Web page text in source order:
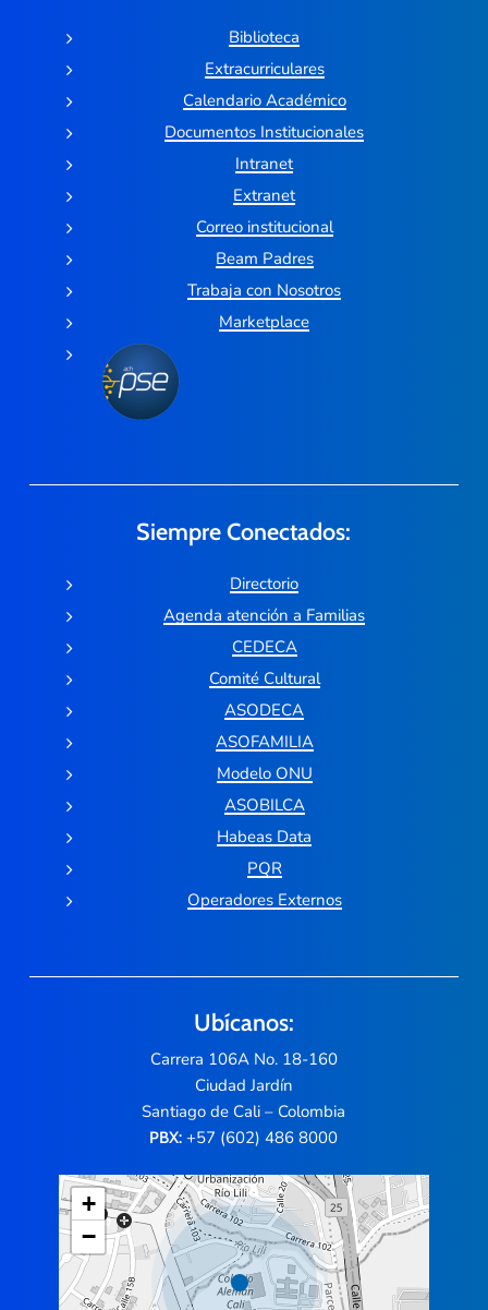
Biblioteca
Extracurriculares
Calendario Académico
Documentos Institucionales
Intranet
Extranet
Correo institucional
Beam Padres
Trabaja con Nosotros
Marketplace
Siempre Conectados:
Directorio
Agenda atención a Familias
CEDECA
Comité Cultural
ASODECA
ASOFAMILIA
Modelo ONU
ASOBILCA
Habeas Data
PQR
Operadores Externos
Ubícanos:
Carrera 106A No. 18-160
Ciudad Jardín
Santiago de Cali – Colombia
PBX: +57 (602) 486 8000
+
−